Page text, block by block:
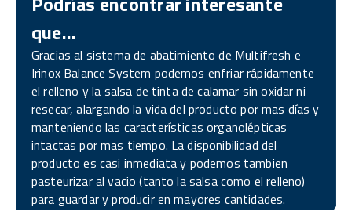
que...
Gracias al sistema de abatimiento de Multifresh e
Irinox Balance System podemos enfriar rápidamente
el relleno y la salsa de tinta de calamar sin oxidar ni
resecar, alargando la vida del producto por mas días y
manteniendo las características organolépticas
intactas por mas tiempo. La disponibilidad del
producto es casi inmediata y podemos tambien
pasteurizar al vacio (tanto la salsa como el relleno)
para guardar y producir en mayores cantidades.